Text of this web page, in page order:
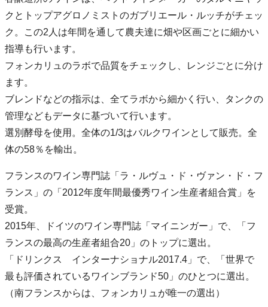
クとトップアグロノミストのガブリエール・ルッチがチェッ
ク。この2人は年間を通して農夫達に畑や区画ごとに細かい
指導も行います。
フォンカリュのラボで品質をチェックし、レンジごとに分け
ます。
ブレンドなどの指示は、全てラボから細かく行い、タンクの
管理などもデータに基づいて行います。
選別酵母を使用。全体の1/3はバルクワインとして販売。全
体の58％を輸出。
フランスのワイン専門誌「ラ・ルヴュ・ド・ヴァン・ド・フ
ランス」の「2012年度年間最優秀ワイン生産者組合賞」を
受賞。
2015年、ドイツのワイン専門誌「マイニンガー」で、「フ
ランスの最高の生産者組合20」のトップに選出。
「ドリンクス インターナショナル2017.4」で、「世界で
最も評価されているワインブランド50」のひとつに選出。
（南フランスからは、フォンカリュが唯一の選出）